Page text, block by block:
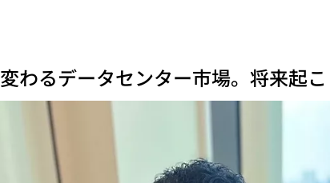
わるデータセンター市場。将来起